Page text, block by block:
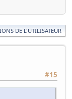
DE L'UTILISATEUR
#15